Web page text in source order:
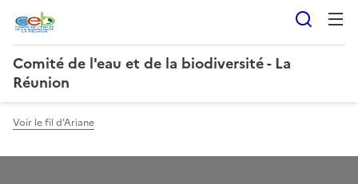
Comité de l'eau et de la biodiversité - La
Réunion
Voir le fil d'Ariane